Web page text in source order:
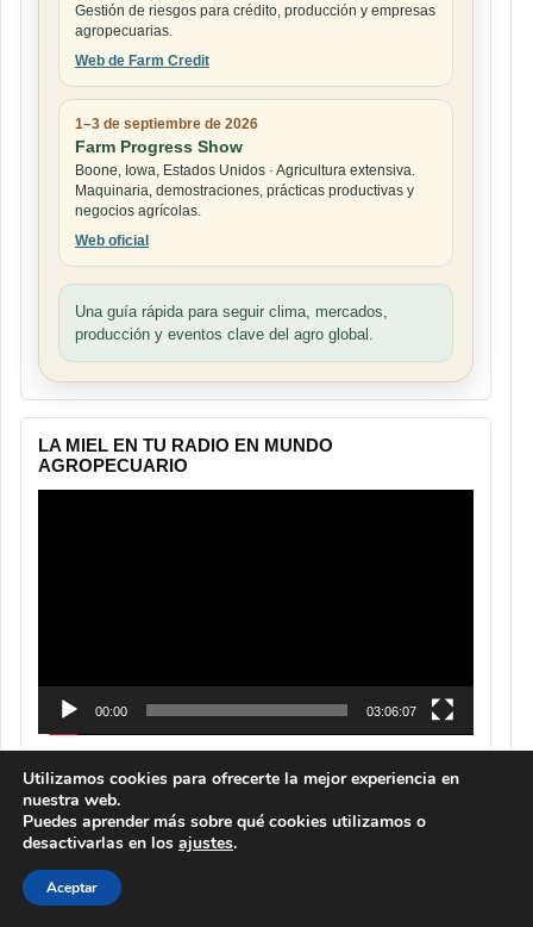
Gestión de riesgos para crédito, producción y empresas
agropecuarias.
Web de Farm Credit
1–3 de septiembre de 2026
Farm Progress Show
Boone, Iowa, Estados Unidos · Agricultura extensiva.
Maquinaria, demostraciones, prácticas productivas y
negocios agrícolas.
Web oficial
Una guía rápida para seguir clima, mercados,
producción y eventos clave del agro global.
LA MIEL EN TU RADIO EN MUNDO
AGROPECUARIO
00:00 03:06:07
Utilizamos cookies para ofrecerte la mejor experiencia en
nuestra web.
Puedes aprender más sobre qué cookies utilizamos o
desactivarlas en los ajustes.
Aceptar